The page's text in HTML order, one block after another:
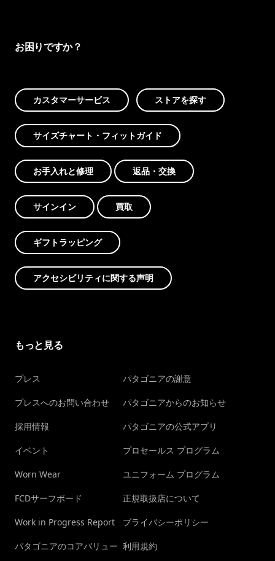
お困りですか？
カスタマーサービス ストアを探す
サイズチャート・フィットガイド
お手入れと修理 返品・交換
サインイン 買取
ギフトラッピング
アクセシビリティに関する声明
もっと見る
プレス
プレスへのお問い合わせ
採用情報
イベント
Worn Wear
FCDサーフボード
Work in Progress Report
パタゴニアのコアバリュー
パタゴニアの謝意
パタゴニアからのお知らせ
パタゴニアの公式アプリ
プロセールス プログラム
ユニフォーム プログラム
正規取扱店について
プライバシーポリシー
利用規約